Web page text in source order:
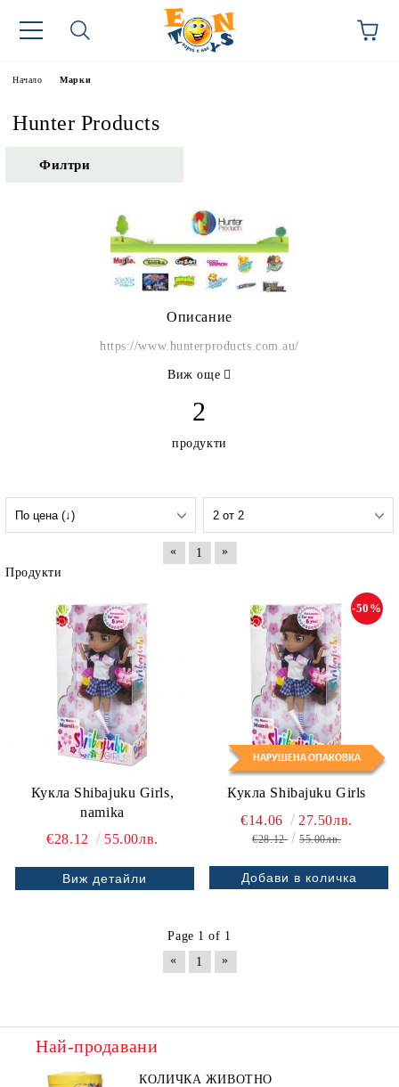
Начало Марки
Hunter Products
Филтри
Описание
https://www.hunterproducts.com.au/
Виж още
2
продукти
« 1
»
Продукти
Кукла Shibajuku Girls,
namika
€28.12
55.00лв.
Виж детайли
Кукла Shibajuku Girls
-50%
€14.06 27.50лв.
€28.12 55.00лв.
Page 1 of 1
«
1 »
Най-продавани
КОЛИЧКА ЖИВОТНО